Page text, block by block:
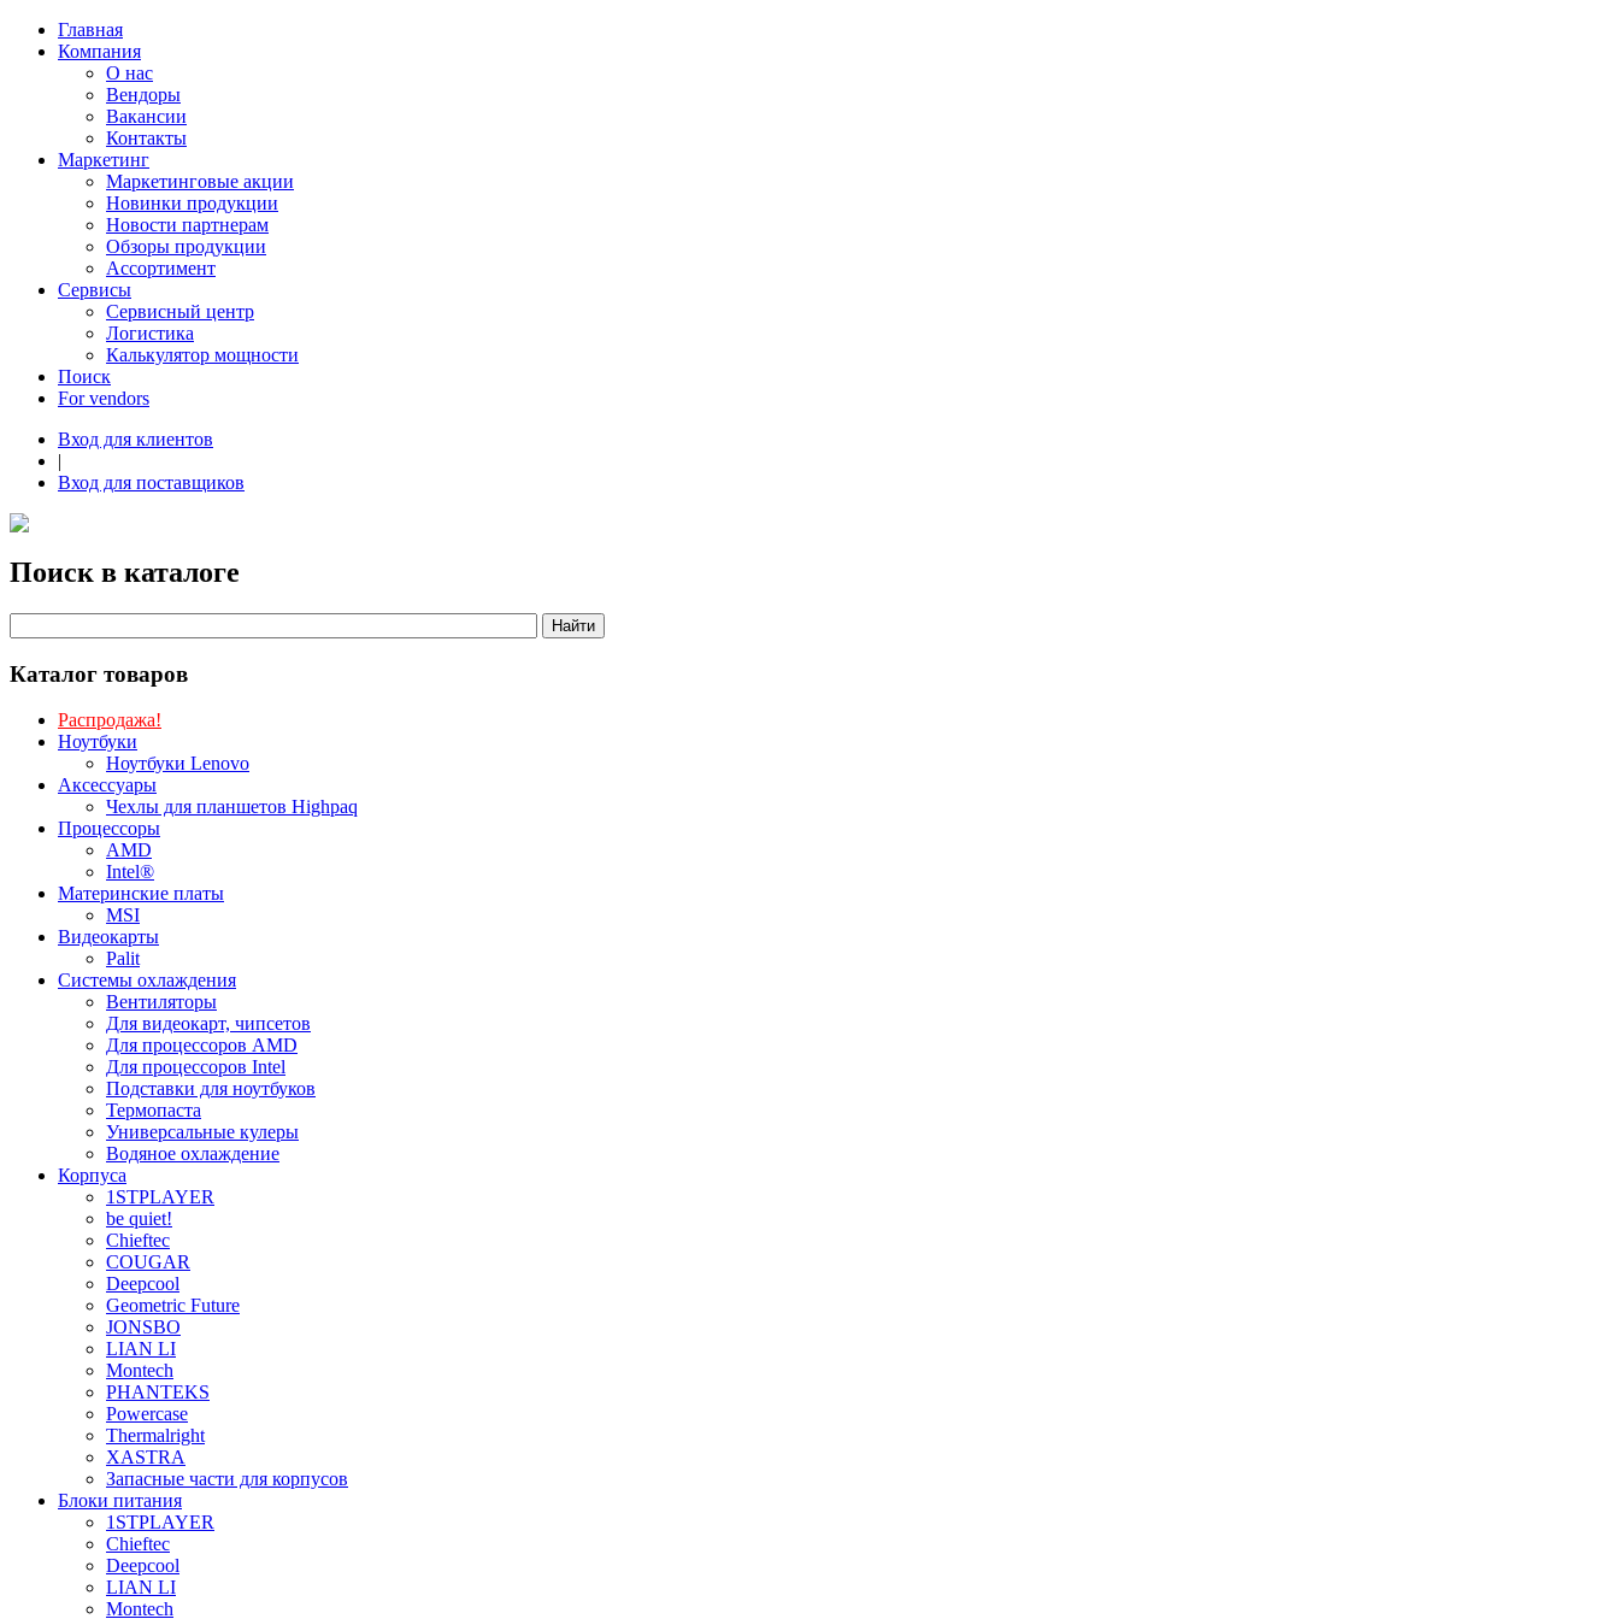
Главная
Компания
О нас
Вендоры
Вакансии
Контакты
Маркетинг
Маркетинговые акции
Новинки продукции
Новости партнерам
Обзоры продукции
Ассортимент
Сервисы
Сервисный центр
Логистика
Калькулятор мощности
Поиск
For vendors
Вход для клиентов
|
Вход для поставщиков
Поиск в каталоге
Каталог товаров
Распродажа!
Ноутбуки
Ноутбуки Lenovo
Аксессуары
Чехлы для планшетов Highpaq
Процессоры
AMD
Intel®
Материнские платы
MSI
Видеокарты
Palit
Системы охлаждения
Вентиляторы
Для видеокарт, чипсетов
Для процессоров AMD
Для процессоров Intel
Подставки для ноутбуков
Термопаста
Универсальные кулеры
Водяное охлаждение
Корпуса
1STPLAYER
be quiet!
Chieftec
COUGAR
Deepcool
Geometric Future
JONSBO
LIAN LI
Montech
PHANTEKS
Powercase
Thermalright
XASTRA
Запасные части для корпусов
Блоки питания
1STPLAYER
Chieftec
Deepcool
LIAN LI
Montech